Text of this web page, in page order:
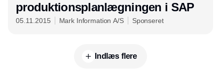
produktionsplanlægningen i SAP
05.11.2015 Mark Information A/S Sponseret
Indlæs flere